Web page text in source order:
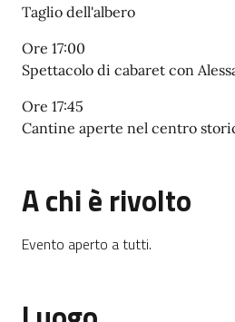
Taglio dell'albero
Ore 17:00
Spettacolo di cabaret con
Ore 17:45
Cantine aperte nel centro
A chi è rivolto
Evento aperto a tutti.